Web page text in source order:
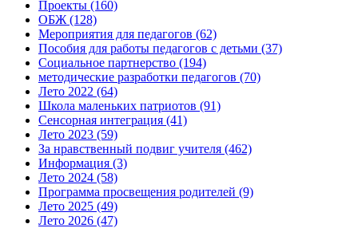
Проекты (160)
ОБЖ (128)
Мероприятия для педагогов (62)
Пособия для работы педагогов с детьми (37)
Социальное партнерство (194)
методические разработки педагогов (70)
Лето 2022 (64)
Школа маленьких патриотов (91)
Сенсорная интеграция (41)
Лето 2023 (59)
За нравственный подвиг учителя (462)
Информация (3)
Лето 2024 (58)
Программа просвещения родителей (9)
Лето 2025 (49)
Лето 2026 (47)